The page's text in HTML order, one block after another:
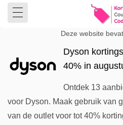
Deze website
Dyson
40% in
Ontdek 13
voor Dyson. Maak gebruik van
van de outlet voor tot 40%